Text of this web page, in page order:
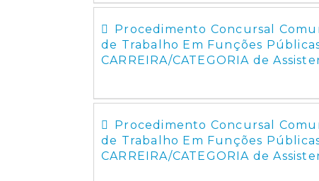
Procedimento Concursal
de Trabalho Em Funções
CARREIRA/CATEGORIA de
Procedimento Concursal
de Trabalho Em Funções
CARREIRA/CATEGORIA de